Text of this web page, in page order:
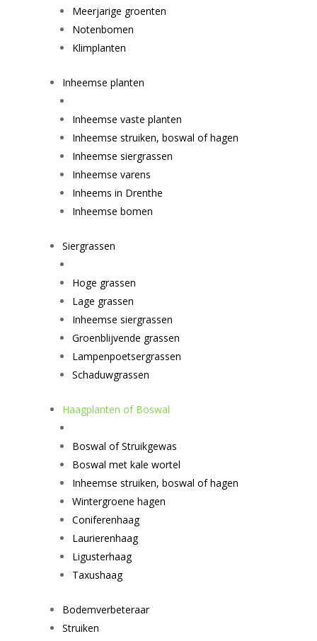
Meerjarige groenten
Notenbomen
Klimplanten
Inheemse planten
Inheemse vaste planten
Inheemse struiken, boswal of hagen
Inheemse siergrassen
Inheemse varens
Inheems in Drenthe
Inheemse bomen
Siergrassen
Hoge grassen
Lage grassen
Inheemse siergrassen
Groenblijvende grassen
Lampenpoetsergrassen
Schaduwgrassen
Haagplanten of Boswal
Boswal of Struikgewas
Boswal met kale wortel
Inheemse struiken, boswal of hagen
Wintergroene hagen
Coniferenhaag
Laurierenhaag
Ligusterhaag
Taxushaag
Bodemverbeteraar
Struiken